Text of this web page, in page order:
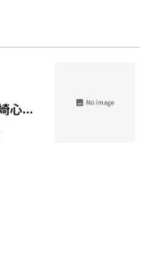
「新版舞台之姿絵」二世中村扇雀 曽根崎心中のお初